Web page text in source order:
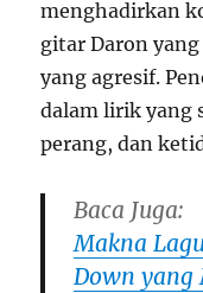
menghadirkan
gitar Daron
yang agresif.
dalam lirik yang
perang, dan
Baca Juga:
Makna
Down yang